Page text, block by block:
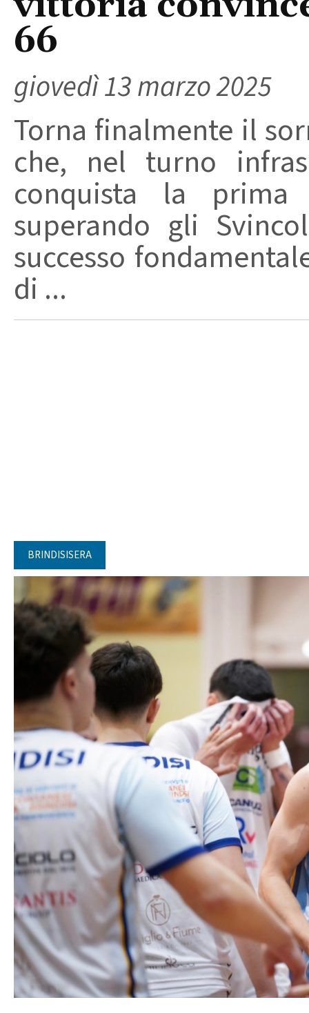
66
giovedì 13 marzo 2025
Torna finalmente il
che, nel turno
conquista la
superando gli
successo
di ...
BRINDISISERA